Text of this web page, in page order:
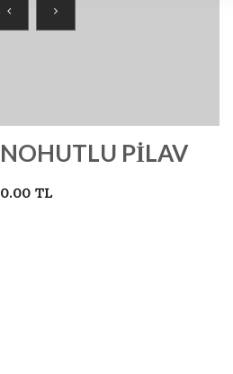
NOHUTLU PILAV
0.00 TL